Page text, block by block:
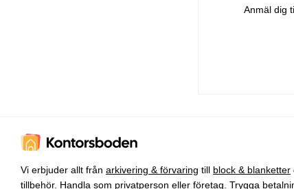
Anmäl dig
Vi erbjuder allt från arkivering & förvaring till block & blanketter
tillbehör. Handla som privatperson eller företag. Trygga